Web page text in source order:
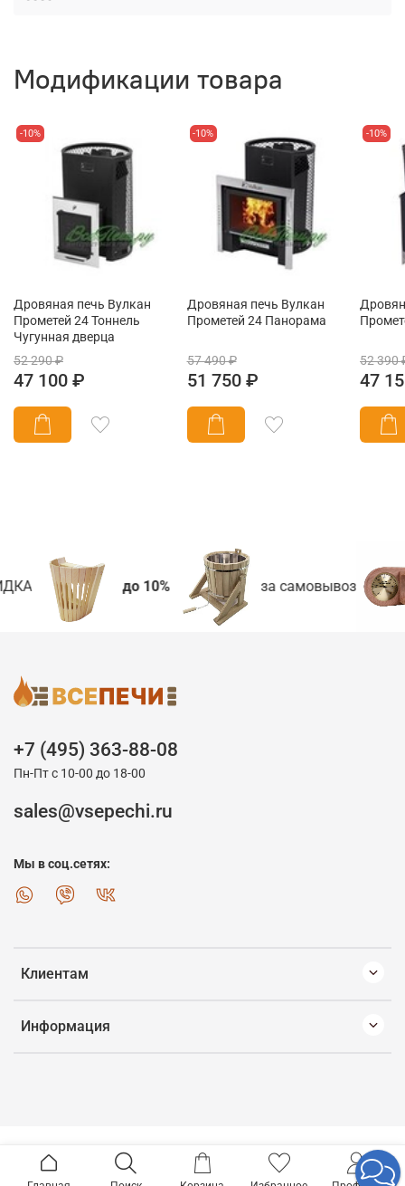
Модификации товара
-10%
Дровяная печь Вулкан
Прометей 24 Тоннель
Чугунная дверца
52 290 ₽
47 100 ₽
-10%
Дровяная печь Вулкан
Прометей 24 Панорама
57 490 ₽
51 750 ₽
-10%
52 390
47
до 10% за самовывоз
Клиентам
Информация
+7 (495) 363-88-08
Пн-Пт с 10-00 до 18-00
sales@vsepechi.ru
Мы в соц.сетях: